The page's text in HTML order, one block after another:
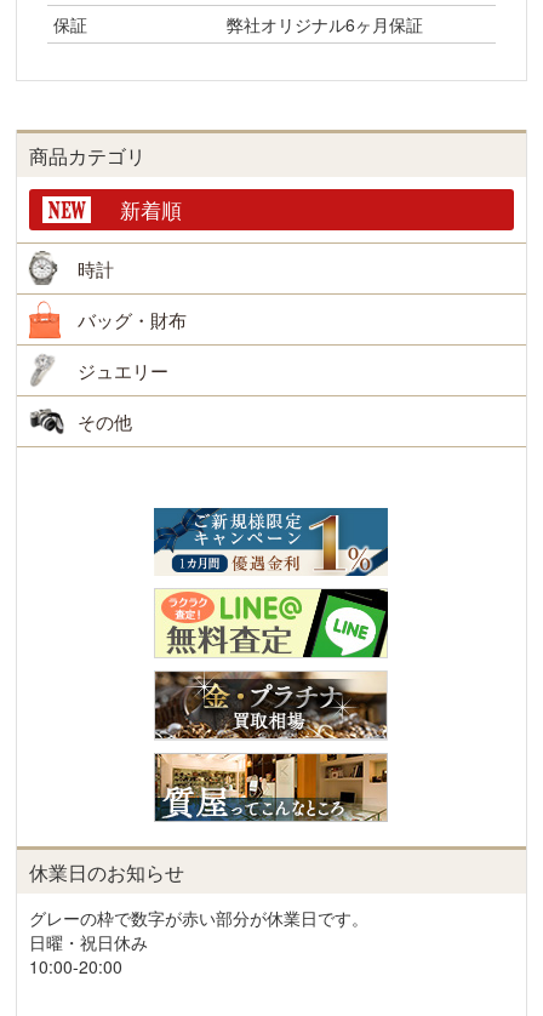
保証
弊社オリジナル6ヶ月保証
商品カテゴリ
新着順
時計
バッグ・財布
ジュエリー
その他
休業日のお知らせ
グレーの枠で数字が赤い部分が休業日です。
日曜・祝日休み
10:00-20:00